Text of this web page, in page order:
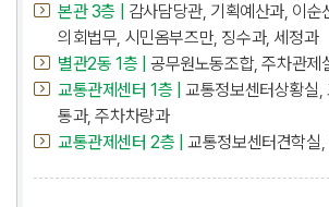
본관 3층 |
감사담당관, 기획예산과, 이순
의회법무, 시민옴부즈만, 징수과, 세정과
별관2동 1층 |
공무원노동조합, 주차관제
교통관제센터 1층 |
교통정보센터상황실,
통과, 주차차량과
교통관제센터 2층 |
교통정보센터견학실